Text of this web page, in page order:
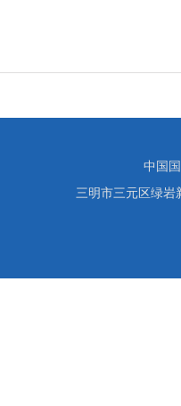
中国
三明市三元区绿岩